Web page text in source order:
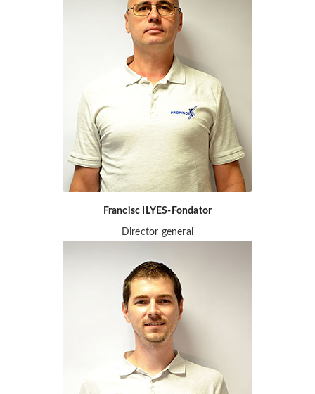
Francisc ILYES-Fondator
Director general